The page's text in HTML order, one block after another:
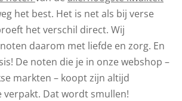
het best. Het is net als bij verse
het verschil direct. Wij
daarom met liefde en zorg. En
De noten die je in onze webshop –
markten – koopt zijn altijd
verpakt. Dat wordt smullen!